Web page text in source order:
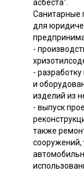
асбеста".
Санитарные
для
-
-
и
изделий из
- выпуск
также
сооружений,